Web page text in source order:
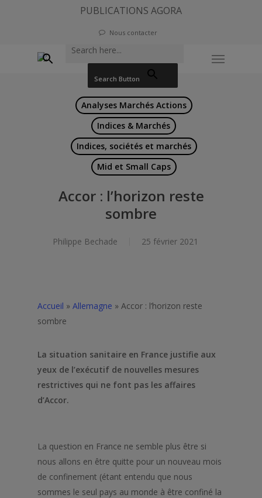
PUBLICATIONS AGORA
Nous contacterSearch for:
Search Button
Menu
Analyses Marchés Actions
Indices & Marchés
Indices, sociétés et marchés
Mid et Small Caps
Accor : l’horizon reste
sombre
Philippe Bechade 25 février 2021
Accueil » Allemagne » Accor : l’horizon reste
sombre
La situation sanitaire en France justifie aux
yeux de l’exécutif de nouvelles mesures
restrictives qui ne font pas les affaires
d’Accor.
La question en France ne semble plus être si
nous allons en être quitte pour un nouveau mois
de confinement (étant entendu que nous
sommes le seul pays au monde à être confiné la